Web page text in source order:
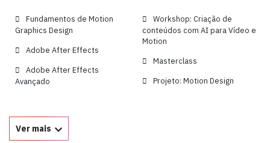
Fundamentos de Motion
Graphics Design
Adobe After Effects
Adobe After Effects
Avançado
Workshop: Criação de
conteúdos com AI para Vídeo e
Motion
Masterclass
Projeto: Motion Design
Ver mais